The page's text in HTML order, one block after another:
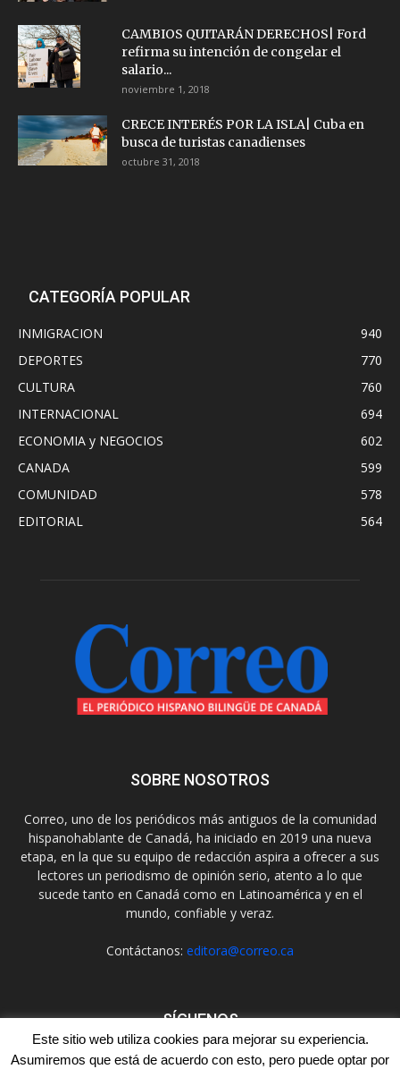
CAMBIOS QUITARÁN DERECHOS| Ford
refirma su intención de congelar el
salario...
noviembre 1, 2018
CRECE INTERÉS POR LA ISLA| Cuba en
busca de turistas canadienses
octubre 31, 2018
CATEGORÍA POPULAR
INMIGRACION
940
DEPORTES
770
CULTURA
760
INTERNACIONAL
694
ECONOMIA y NEGOCIOS
602
CANADA
599
COMUNIDAD
578
EDITORIAL
564
SOBRE NOSOTROS
Correo, uno de los periódicos más antiguos de la comunidad
hispanohablante de Canadá, ha iniciado en 2019 una nueva
etapa, en la que su equipo de redacción aspira a ofrecer a sus
lectores un periodismo de opinión serio, atento a lo que
sucede tanto en Canadá como en Latinoamérica y en el
mundo, confiable y veraz.
Contáctanos: editora@correo.ca
SÍGUENOS
Este sitio web utiliza cookies para mejorar su experiencia.
Asumiremos que está de acuerdo con esto, pero puede optar por